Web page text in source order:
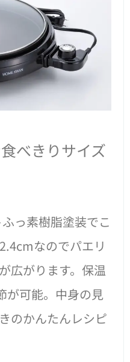
べきりサイズ
っ素樹脂塗装でこ
なのでパエリ
広がります。保温
可能。中身の見
のかんたんレシピ